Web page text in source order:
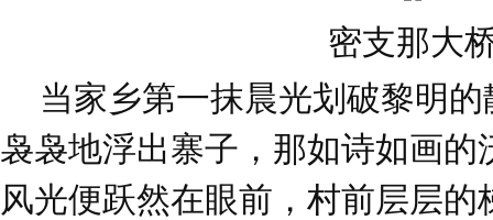
密支那大
当家乡第一抹晨光划破黎明的
袅袅地浮出寨子，那如诗如画
风光便跃然在眼前，村前层层